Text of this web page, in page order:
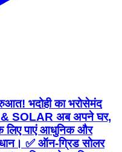
भदोही का भरोसेमंद
SOLAR अब अपने घर,
लिए पाएं आधुनिक और
✅ ऑन-ग्रिड सोलर